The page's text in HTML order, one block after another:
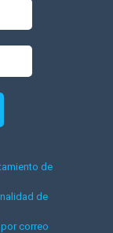
de
de
correo